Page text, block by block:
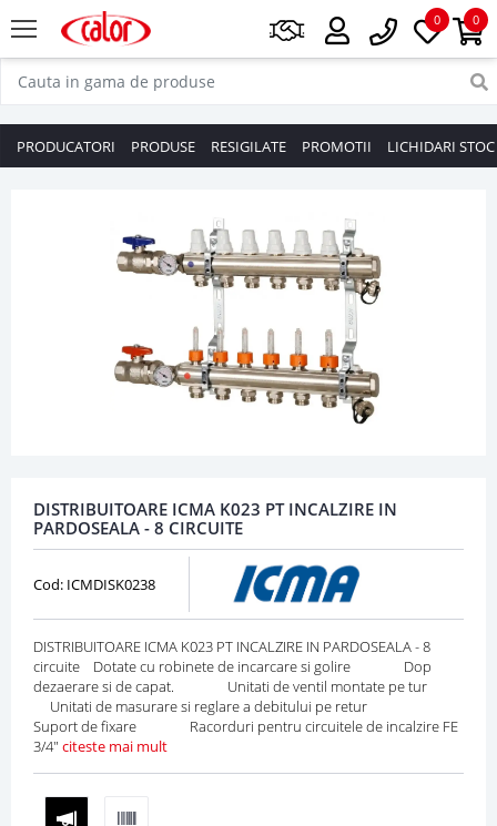
0
0
PRODUCATORI PRODUSE RESIGILATE PROMOTII LICHIDARI STOC
DISTRIBUITOARE ICMA K023 PT INCALZIRE IN
PARDOSEALA - 8 CIRCUITE
Cod: ICMDISK0238
DISTRIBUITOARE ICMA K023 PT INCALZIRE IN PARDOSEALA - 8
circuite Dotate cu robinete de incarcare si golire Dop
dezaerare si de capat. Unitati de ventil montate pe tur
Unitati de masurare si reglare a debitului pe retur
Suport de fixare Racorduri pentru circuitele de incalzire FE
3/4" citeste mai mult